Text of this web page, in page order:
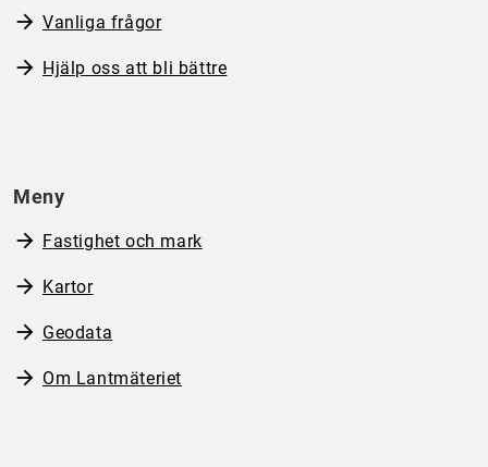
Vanliga frågor
Hjälp oss att bli bättre
Meny
Fastighet och mark
Kartor
Geodata
Om Lantmäteriet